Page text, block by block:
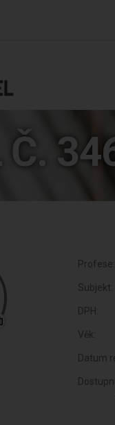
Č.
Profese:
Subjekt:
DPH:
Věk:
Datum